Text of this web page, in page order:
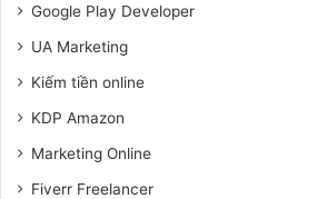
Google Play Developer
UA Marketing
Kiếm tiền online
KDP Amazon
Marketing Online
Fiverr Freelancer